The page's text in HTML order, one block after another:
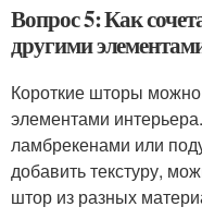
Вопрос 5: Как
другими
Короткие шторы можно
элементами
ламбрекенами или
добавить текстуру,
штор из разных